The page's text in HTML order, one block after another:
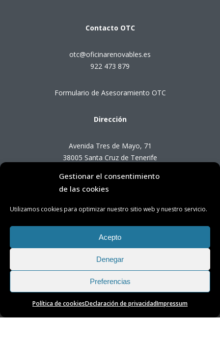
Gestionar el consentimiento
de las cookies
Utilizamos cookies para optimizar nuestro sitio web y nuestro servicio.
Acepto
Denegar
Preferencias
Política de cookiesDeclaración de privacidadImpressum
Contacto OTC
otc@oficinarenovables.es
922 473 879
Formulario de Asesoramiento OTC
Dirección
Avenida Tres de Mayo, 71
38005 Santa Cruz de Tenerife
Horario de Atención OTC
Lunes a viernes de 8:00 a 14:00 horas
Transparencia|Aviso Legal|Privacidad|Cookies